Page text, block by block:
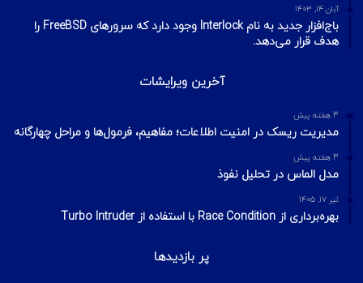
آبان ۱۴, ۱۴۰۳
باج‌افزار جدید به نام Interlock وجود دارد که سرورهای FreeBSD را
هدف قرار می‌دهد.
آخرین ویرایشات
3 هفته پیش
مدیریت ریسک در امنیت اطلاعات؛ مفاهیم، فرمول‌ها و مراحل چهارگانه
3 هفته پیش
مدل الماس در تحلیل نفوذ
تیر ۱۷, ۱۴۰۵
بهره‌برداری از Race Condition با استفاده از Turbo Intruder
پر بازدیدها